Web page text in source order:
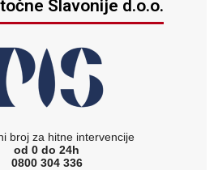
Slavonije d.o.o.
broj za hitne intervencije
od 0 do 24h
0800 304 336